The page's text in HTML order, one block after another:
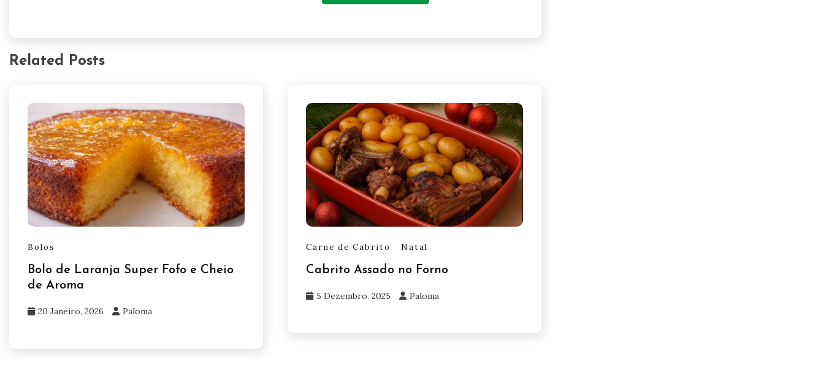
Related Posts
Bolos
Bolo de Laranja Super Fofo e Cheio
de Aroma
20 Janeiro, 2026 Paloma
Carne de Cabrito Natal
Cabrito Assado no Forno
5 Dezembro, 2025 Paloma